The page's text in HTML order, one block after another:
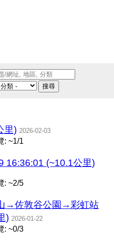
搜尋
里) 2026-02-03
: ~1/1
16:36:01 (~10.1公里)
: ~2/5
→佐敦谷公園→彩虹站
) 2026-01-22
: ~0/3